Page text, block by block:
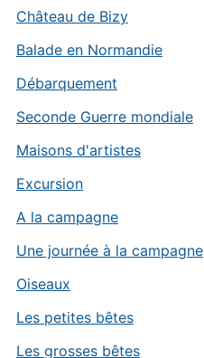
Château de Bizy
Balade en Normandie
Débarquement
Seconde Guerre mondiale
Maisons d'artistes
Excursion
A la campagne
Une journée à la campagne
Oiseaux
Les petites bêtes
Les grosses bêtes